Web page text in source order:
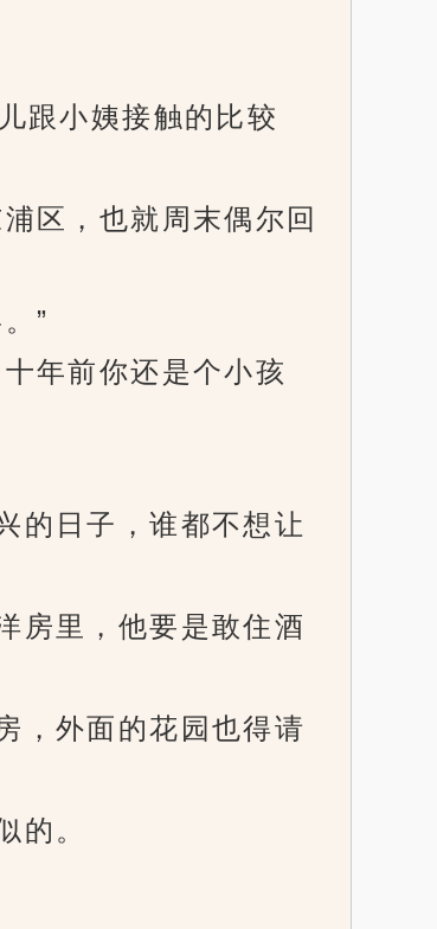
跟小姨接触的比较
区，也就周末偶尔回
”
年前你还是个小孩
日子，谁都不想让
里，他要是敢住酒
外面的花园也得请
。